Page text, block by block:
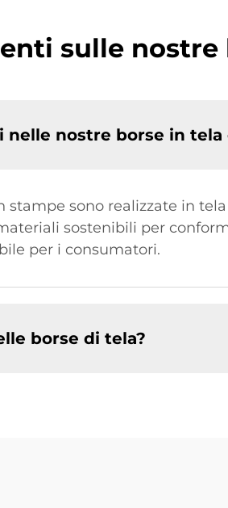
sulle
nostre borse in tela
stampe sono realizzate in
sostenibili per
per i consumatori.
borse di tela?